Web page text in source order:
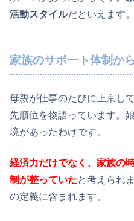
活動スタイルだといえます。
家族のサポート体制か
母親が仕事のたびに上京し
先順位を物語っています。
境があったわけです。
経済力だけでなく、家族の
制が整っていたと考えられ
の定義に含まれます。